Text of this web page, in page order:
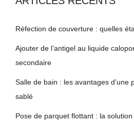
Réfection de couverture : quelles
Ajouter de l’antigel au liquide
secondaire
Salle de bain : les avantages d’une
sablé
Pose de parquet flottant : la